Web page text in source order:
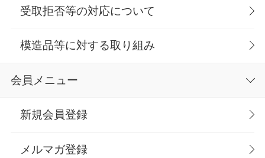
受取拒否等の対応について
模造品等に対する取り組み
会員メニュー
新規会員登録
メルマガ登録